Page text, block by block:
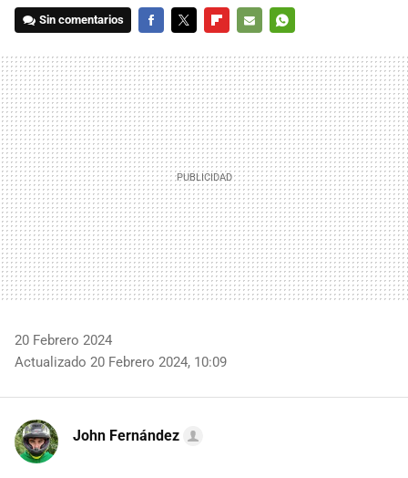
Sin comentarios
MAIL
20 Febrero 2024
Actualizado 20 Febrero 2024, 10:09
John Fernández